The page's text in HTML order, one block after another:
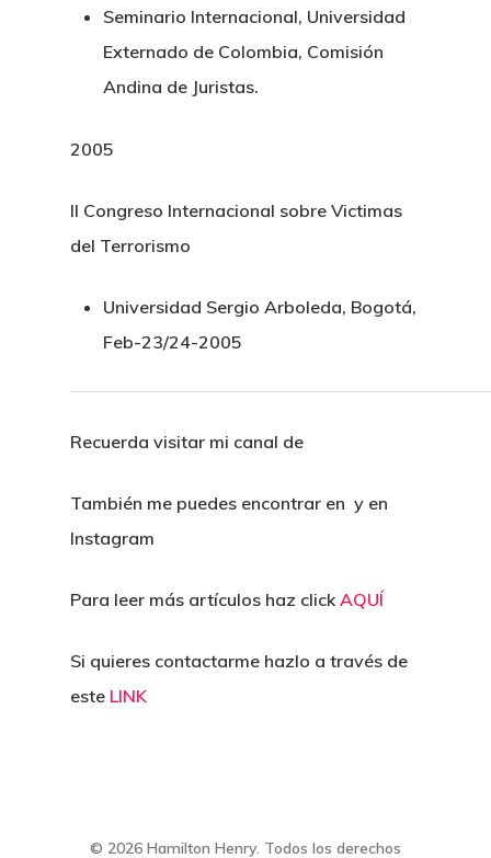
Seminario Internacional, Universidad
Externado de Colombia, Comisión
Andina de Juristas.
2005
II Congreso Internacional sobre Victimas
del Terrorismo
Universidad Sergio Arboleda, Bogotá,
Feb-23/24-2005
Recuerda visitar mi canal de
También me puedes encontrar en y en
Instagram
Para leer más artículos haz clickAQUÍ
Si quieres contactarme hazlo a través de
este LINK
© 2026 Hamilton Henry. Todos los derechos